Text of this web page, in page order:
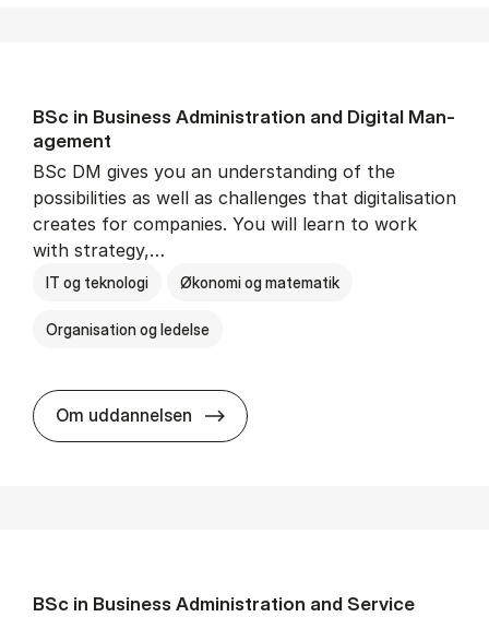
BSc in Busi­ness Ad­min­is­tra­tion and Di­git­al Man­
age­ment
BSc DM gives you an understanding of the
possibilities as well as challenges that digitalisation
creates for companies. You will learn to work
with strategy,…
IT og teknologi Økonomi og matematik
Organisation og ledelse
Om uddannelsen BSc in Busi­ness Ad­min­is­tra­tion
BSc in Busi­ness Ad­min­is­tra­tion and Ser­vice